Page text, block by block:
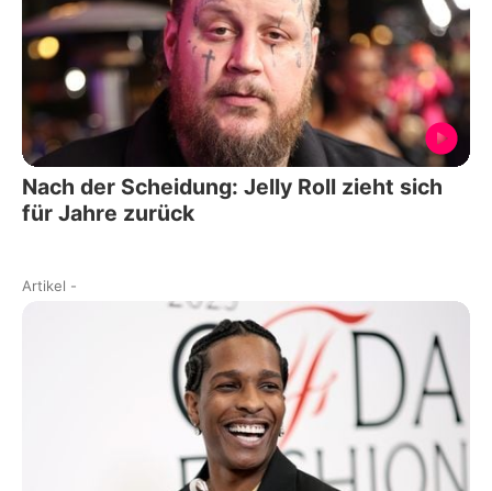
Nach der Scheidung: Jelly Roll zieht sich
für Jahre zurück
Artikel -